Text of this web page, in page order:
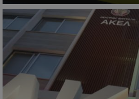
VISITOR_PRIVACY_METADATA